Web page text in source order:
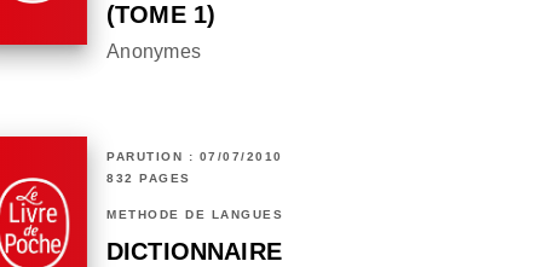
(TOME 1)
Anonymes
PARUTION : 07/07/2010
832 PAGES
MÉTHODE DE LANGUES
DICTIONNAIRE